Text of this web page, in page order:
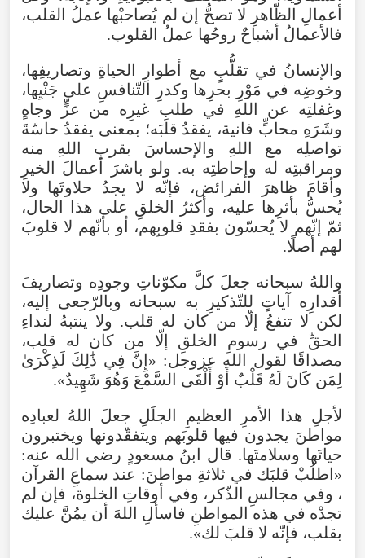
أعمالِ الظّاهرِ لا تصحُّ إن لم يُصاحبْها عملُ القلب،
فالأعمالُ أشباحٌ روحُها عملُ القلوب.
والإنسانُ في تقلُّبٍ مع أطوارِ الحياةِ وتصاريفِها،
وخوضِه في مَوْرِ بحرِها وكدرِ التّنافسِ على جَنْيِها،
وغفلتِه
عن اللهِ في طلبِ غيرِه من عزٍّ
وجاهٍ
وشَرَهِ محابٍّ فانية، يفقدُ قلبَه؛ بمعنى يفقدُ حاسّةَ
تواصلِه
مع اللهِ والإحساسَ بقربِ اللهِ
منه
ومراقبتِه له وإحاطتِه به. ولو باشرَ أعمالَ الخيرِ
وأقامَ ظاهرَ الفرائض، فإنّه لا يجدُ حلاوتَها
ولا
يُحسُّ بأثرِها عليه، وأكثرُ الخلقِ على هذا الحال،
ثمّ إنّهم لا يُحسّون بفقدِ قلوبِهم، أو بأنّهم لا قلوبَ
لهم أصلًا.
واللهُ سبحانه جعلَ كلَّ مكوّناتِ وجودِه وتصاريفَ
أقدارِه آياتٍ للتّذكيرِ به سبحانه وبالرّجعى إليه،
لكن لا تنفعُ إلّا من كان له قلب. ولا ينتبهُ لنداءِ
الحقِّ
في رسومِ الخلقِ إلّا من كان له قلب،
مصداقًا لقول الله عزوجل: «إِنَّ فِي ذَٰلِكَ لَذِكْرَىٰ
لِمَن كَانَ لَهُ قَلْبٌ أَوْ أَلْقَى السَّمْعَ وَهُوَ شَهِيدٌ».
لأجلِ هذا الأمرِ العظيمِ الجلَلِ جعلَ اللهُ لعبادِه
مواطنَ يجدون فيها قلوبَهم ويتفقّدونها ويختبرون
حياتَها وسلامتَها. قال ابنُ مسعودٍ رضي الله عنه:
«اطلُبْ قلبَك في ثلاثةِ مواطنَ: عند سماعِ القرآن
، وفي مجالسِ الذّكر ، وفي أوقاتِ الخلوة، فإن لم
تجدْه في هذه المواطنِ فاسألِ اللهَ أن يمُنَّ عليك
بقلب، فإنّه لا قلبَ لك».